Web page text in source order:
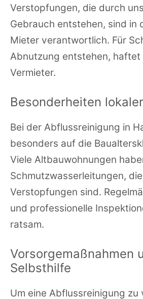
Verstopfungen, die durch
Gebrauch entstehen, sind in
Mieter verantwortlich. Für
Abnutzung entstehen, haftet
Vermieter.
Besonderheiten
Bei der Abflussreinigung in
besonders auf die
Viele Altbauwohnungen
Schmutzwasserleitungen,
Verstopfungen sind.
und professionelle
ratsam.
Vorsorgemaßnahmen
Selbsthilfe
Um eine Abflussreinigung zu